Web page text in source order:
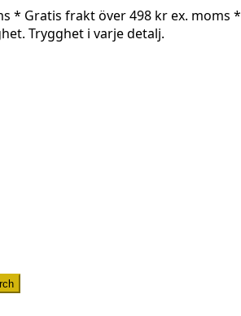
* Gratis frakt över 498 kr ex. moms *
Trygghet i varje detalj.